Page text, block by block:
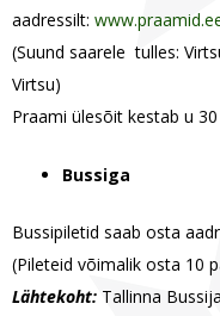
aadressilt:
(Suund saarele tulles:
Virtsu)
Praami ülesõit kestab u
Bussiga
Bussipiletid saab osta
(Pileteid võimalik osta 10
Lähtekoht: Tallinna